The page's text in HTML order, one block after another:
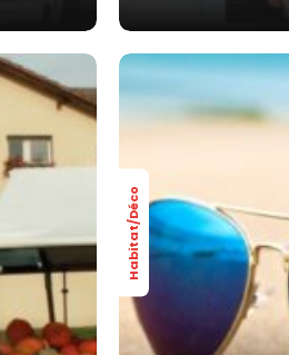
Habitat/Déco